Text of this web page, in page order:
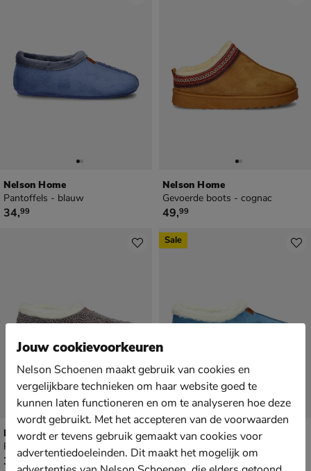
Nelson Home
Pantoffels - blauw
€ 34,99
34,99
Nelson Home
Gevoerde boots - cognac
€ 49,99
49,99
Nelson Home
Pantoffels - grijs
€ 34,99
34 ,99
Nelson Home
Pantoffels - blauw
van € 34,99 voor € 24,49
24, 49
Sale
Jouw cookievoorkeuren
Nelson Schoenen maakt gebruik van cookies en
vergelijkbare technieken om haar website goed te
kunnen laten functioneren en om te analyseren hoe deze
wordt gebruikt. Met het accepteren van de voorwaarden
wordt er tevens gebruik gemaakt van cookies voor
advertentiedoeleinden. Dit maakt het mogelijk om